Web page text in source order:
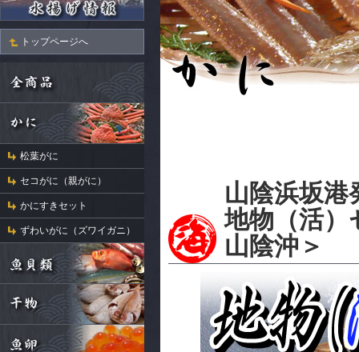
トップページへ
松葉がに
セコがに（親がに）
かにすきセット
ずわいがに（ズワイガニ）
山陰浜坂港
地物（活
山陰沖＞